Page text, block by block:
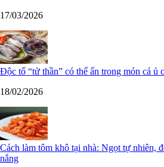
17/03/2026
Độc tố “tử thần” có thể ẩn trong món cá ủ
18/02/2026
Cách làm tôm khô tại nhà: Ngọt tự nhiên,
nắng